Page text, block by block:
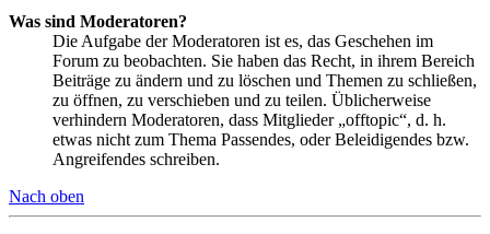
Was sind Moderatoren?
Die Aufgabe der Moderatoren ist es, das Geschehen im
Forum zu beobachten. Sie haben das Recht, in ihrem Bereich
Beiträge zu ändern und zu löschen und Themen zu schließen,
zu öffnen, zu verschieben und zu teilen. Üblicherweise
verhindern Moderatoren, dass Mitglieder „offtopic“, d. h.
etwas nicht zum Thema Passendes, oder Beleidigendes bzw.
Angreifendes schreiben.
Nach oben